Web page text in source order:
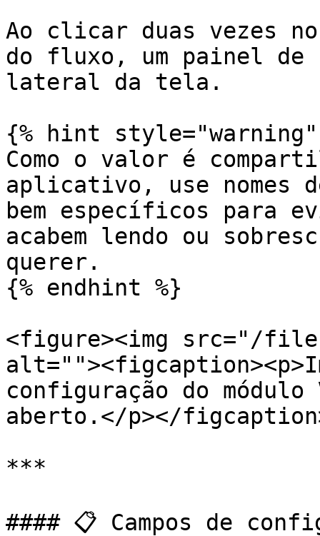
Ao clicar duas vezes
do fluxo, um painel de
lateral da tela.
{% hint style="warning"
Como o valor é
aplicativo, use nomes
bem específicos para
acabem lendo ou
querer.
{% endhint %}
<figure><img src="/files/
configuração do
aberto.</p></
***
#### 📋 Campos de